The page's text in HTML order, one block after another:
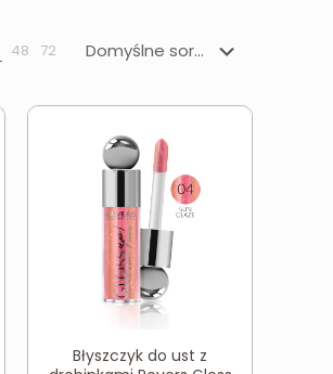
48 72
Błyszczyk do ust z